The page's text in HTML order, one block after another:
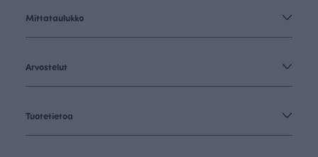
Mittataulukko
Arvostelut
Tuotetietoa